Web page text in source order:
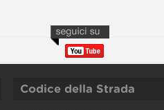
Codice della Strada